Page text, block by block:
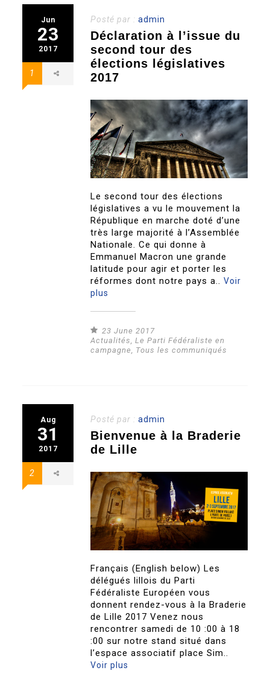
Jun
23
2017
1
Posté par :admin
Déclaration à l’issue du
second tour des
élections législatives
2017
Le second tour des élections
législatives a vu le mouvement la
République en marche doté d’une
très large majorité à l’Assemblée
Nationale. Ce qui donne à
Emmanuel Macron une grande
latitude pour agir et porter les
réformes dont notre pays a..Voir
plus
23 June 2017
Actualités,Le Parti Fédéraliste en
campagne, Tous les communiqués
Aug
31
2017
2
Posté par :admin
Bienvenue à la Braderie
de Lille
Français (English below) Les
délégués lillois du Parti
Fédéraliste Européen vous
donnent rendez-vous à la Braderie
de Lille 2017 Venez nous
rencontrer samedi de 10 :00 à 18
:00 sur notre stand situé dans
l’espace associatif place Sim..
Voir plus